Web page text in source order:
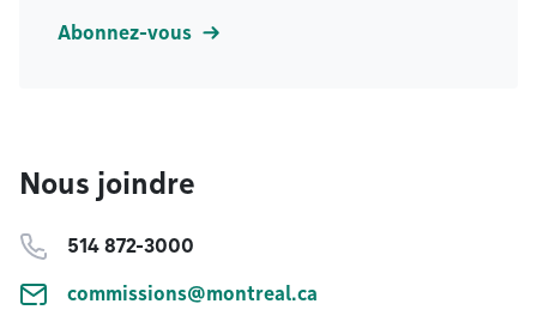
Abonnez-vous
Nous joindre
514 872-3000
commissions@montreal.ca